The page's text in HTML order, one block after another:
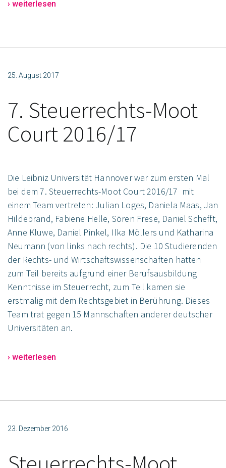
› weiterlesen
25. August 2017
7. Steuerrechts-Moot
Court 2016/17
Die Leibniz Universität Hannover war zum ersten Mal
bei dem 7. Steuerrechts-Moot Court 2016/17 mit
einem Team vertreten: Julian Loges, Daniela Maas, Jan
Hildebrand, Fabiene Helle, Sören Frese, Daniel Schefft,
Anne Kluwe, Daniel Pinkel, Ilka Möllers und Katharina
Neumann (von links nach rechts). Die 10 Studierenden
der Rechts- und Wirtschaftswissenschaften hatten
zum Teil bereits aufgrund einer Berufsausbildung
Kenntnisse im Steuerrecht, zum Teil kamen sie
erstmalig mit dem Rechtsgebiet in Berührung. Dieses
Team trat gegen 15 Mannschaften anderer deutscher
Universitäten an.
› weiterlesen
23. Dezember 2016